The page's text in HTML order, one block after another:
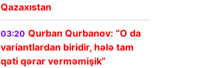
Qazaxıstan
03:20 Qurban Qurbanov: “O da
variantlardan biridir, hələ tam
qəti qərar verməmişik”